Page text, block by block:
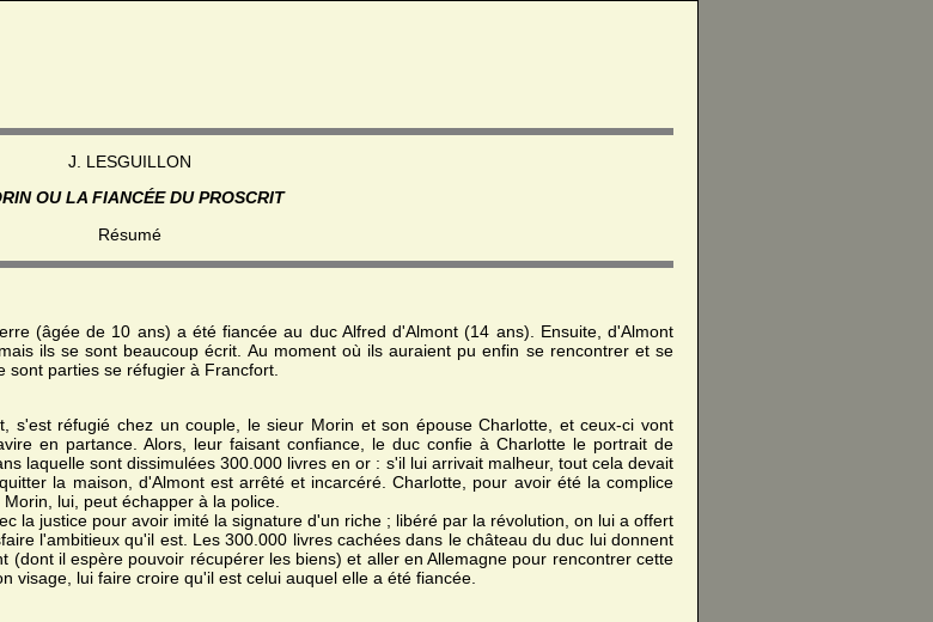
J. LESGUILLON
OU LA FIANCÉE DU PROSCRIT
Résumé
(âgée de 10 ans) a été fiancée au duc Alfred d'Almont (14 ans). Ensuite, d'Almont
ils se sont beaucoup écrit. Au moment où ils auraient pu enfin se rencontrer et se
sont parties se réfugier à Francfort.
s'est réfugié chez un couple, le sieur Morin et son épouse Charlotte, et ceux-ci vont
en partance. Alors, leur faisant confiance, le duc confie à Charlotte le portrait de
laquelle sont dissimulées 300.000 livres en or : s'il lui arrivait malheur, tout cela devait
la maison, d'Almont est arrêté et incarcéré. Charlotte, pour avoir été la complice
lui, peut échapper à la police.
la justice pour avoir imité la signature d'un riche ; libéré par la révolution, on lui a offert
l'ambitieux qu'il est. Les 300.000 livres cachées dans le château du duc lui donnent
il espère pouvoir récupérer les biens) et aller en Allemagne pour rencontrer cette
visage, lui faire croire qu'il est celui auquel elle a été fiancée.